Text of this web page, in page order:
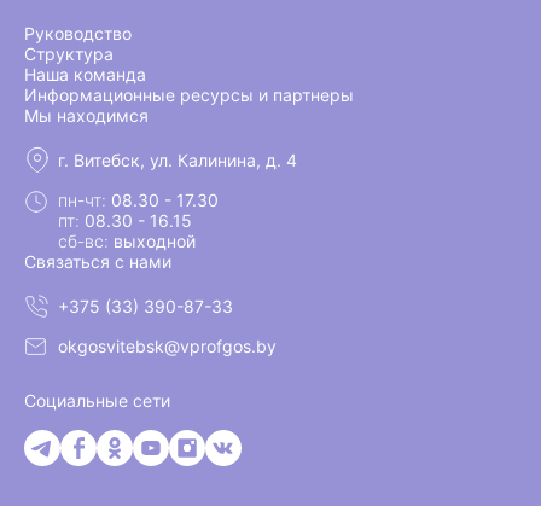
Руководство
Структура
Наша команда
Информационные ресурсы и партнеры
Мы находимся
г. Витебск, ул. Калинина, д. 4
пн-чт: 08.30 - 17.30
пт: 08.30 - 16.15
сб-вс: выходной
Связаться с нами
+375 (33) 390-87-33
okgosvitebsk@vprofgos.by
Социальные сети